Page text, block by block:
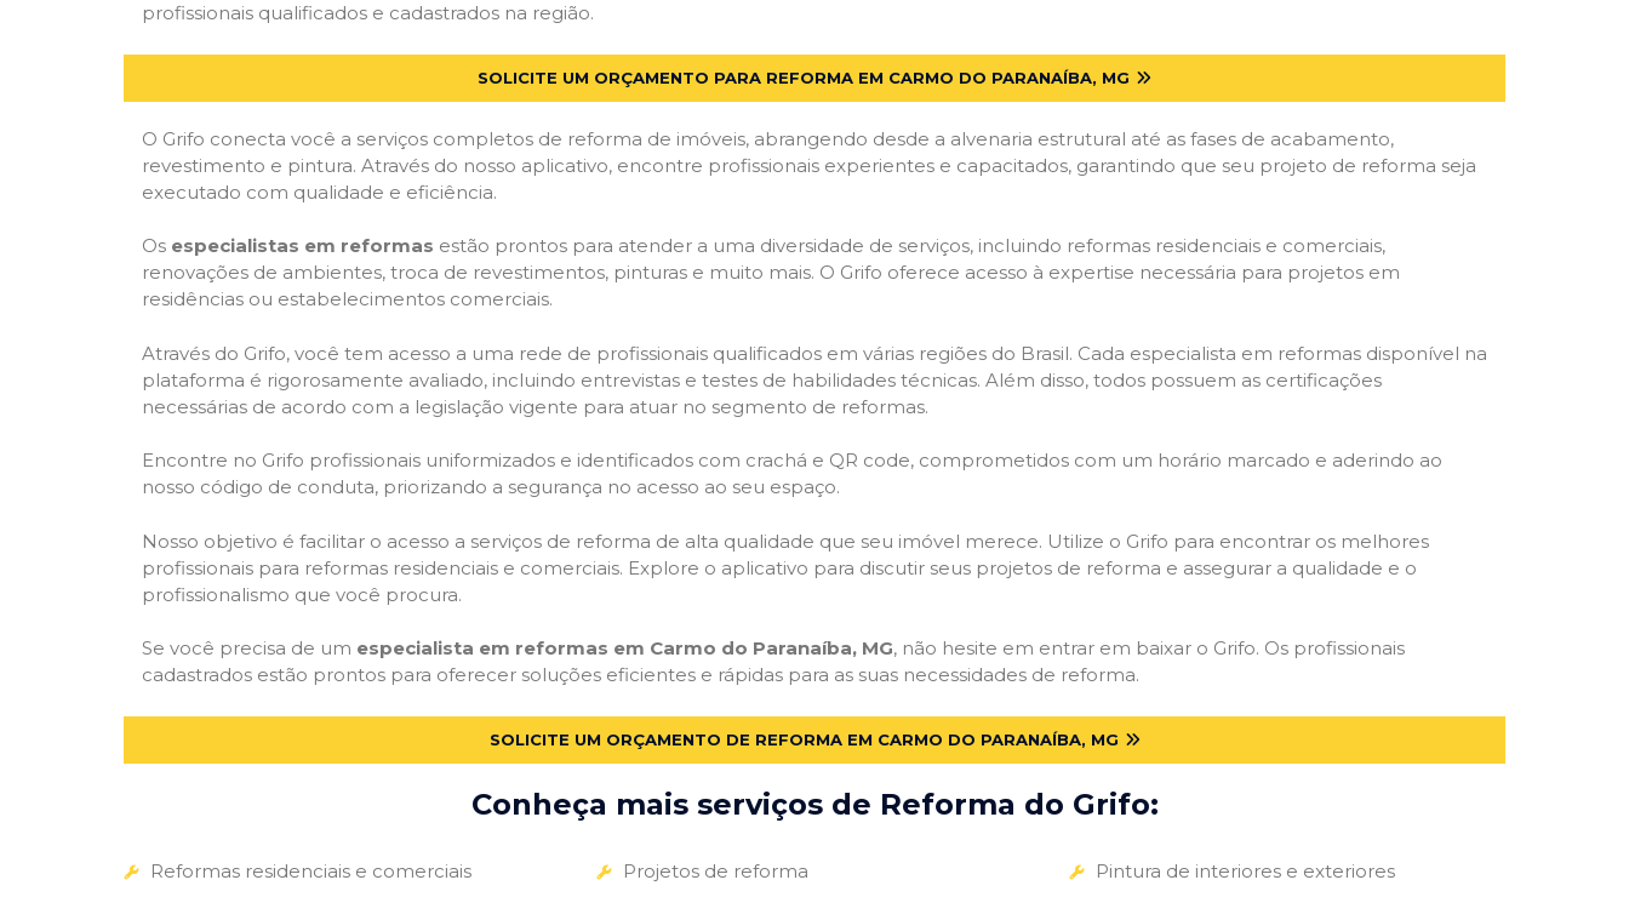
profissionais qualificados e cadastrados na região.
SOLICITE UM ORÇAMENTO PARA REFORMA EM CARMO DO PARANAÍBA, MG
O Grifo conecta você a serviços completos de reforma de imóveis, abrangendo desde a alvenaria estrutural até as fases de acabamento,
revestimento e pintura. Através do nosso aplicativo, encontre profissionais experientes e capacitados, garantindo que seu projeto de reforma seja
executado com qualidade e eficiência.
Os especialistas em reformas estão prontos para atender a uma diversidade de serviços, incluindo reformas residenciais e comerciais,
renovações de ambientes, troca de revestimentos, pinturas e muito mais. O Grifo oferece acesso à expertise necessária para projetos em
residências ou estabelecimentos comerciais.
Através do Grifo, você tem acesso a uma rede de profissionais qualificados em várias regiões do Brasil. Cada especialista em reformas disponível na
plataforma é rigorosamente avaliado, incluindo entrevistas e testes de habilidades técnicas. Além disso, todos possuem as certificações
necessárias de acordo com a legislação vigente para atuar no segmento de reformas.
Encontre no Grifo profissionais uniformizados e identificados com crachá e QR code, comprometidos com um horário marcado e aderindo ao
nosso código de conduta, priorizando a segurança no acesso ao seu espaço.
Nosso objetivo é facilitar o acesso a serviços de reforma de alta qualidade que seu imóvel merece. Utilize o Grifo para encontrar os melhores
profissionais para reformas residenciais e comerciais. Explore o aplicativo para discutir seus projetos de reforma e assegurar a qualidade e o
profissionalismo que você procura.
Se você precisa de um especialista em reformas em Carmo do Paranaíba, MG, não hesite em entrar em baixar o Grifo. Os profissionais
cadastrados estão prontos para oferecer soluções eficientes e rápidas para as suas necessidades de reforma.
SOLICITE UM ORÇAMENTO DE REFORMA EM CARMO DO PARANAÍBA, MG
Conheça mais serviços de Reforma do Grifo:
Reformas residenciais e comerciais
Projetos de reforma
Pintura de interiores e exteriores